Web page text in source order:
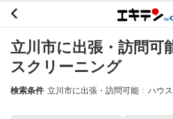
立川市に出張・訪問可
スクリーニング
検索条件 立川市に出張・訪問可能 ハウ